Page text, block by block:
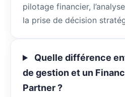
pilotage financier,
la prise de décision
Quelle différence
de gestion et un
Partner ?